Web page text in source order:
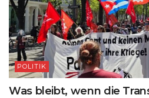
POLITIK
Was bleibt, wenn die